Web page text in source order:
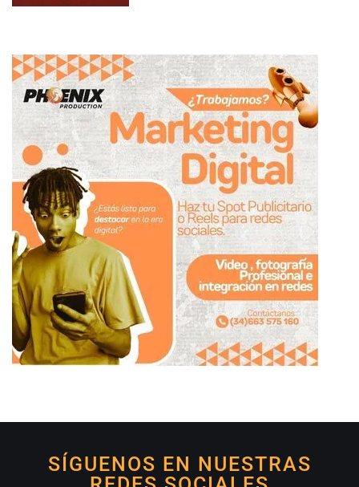
SÍGUENOS EN NUESTRAS